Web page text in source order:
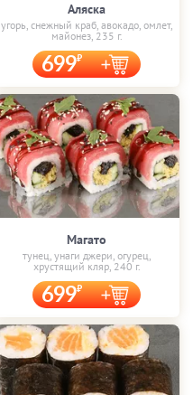
Аляска
угорь, снежный краб, авокадо, омлет,
майонез, 235 г.
699
Магато
тунец, унаги джери, огурец,
хрустящий кляр, 240 г.
699